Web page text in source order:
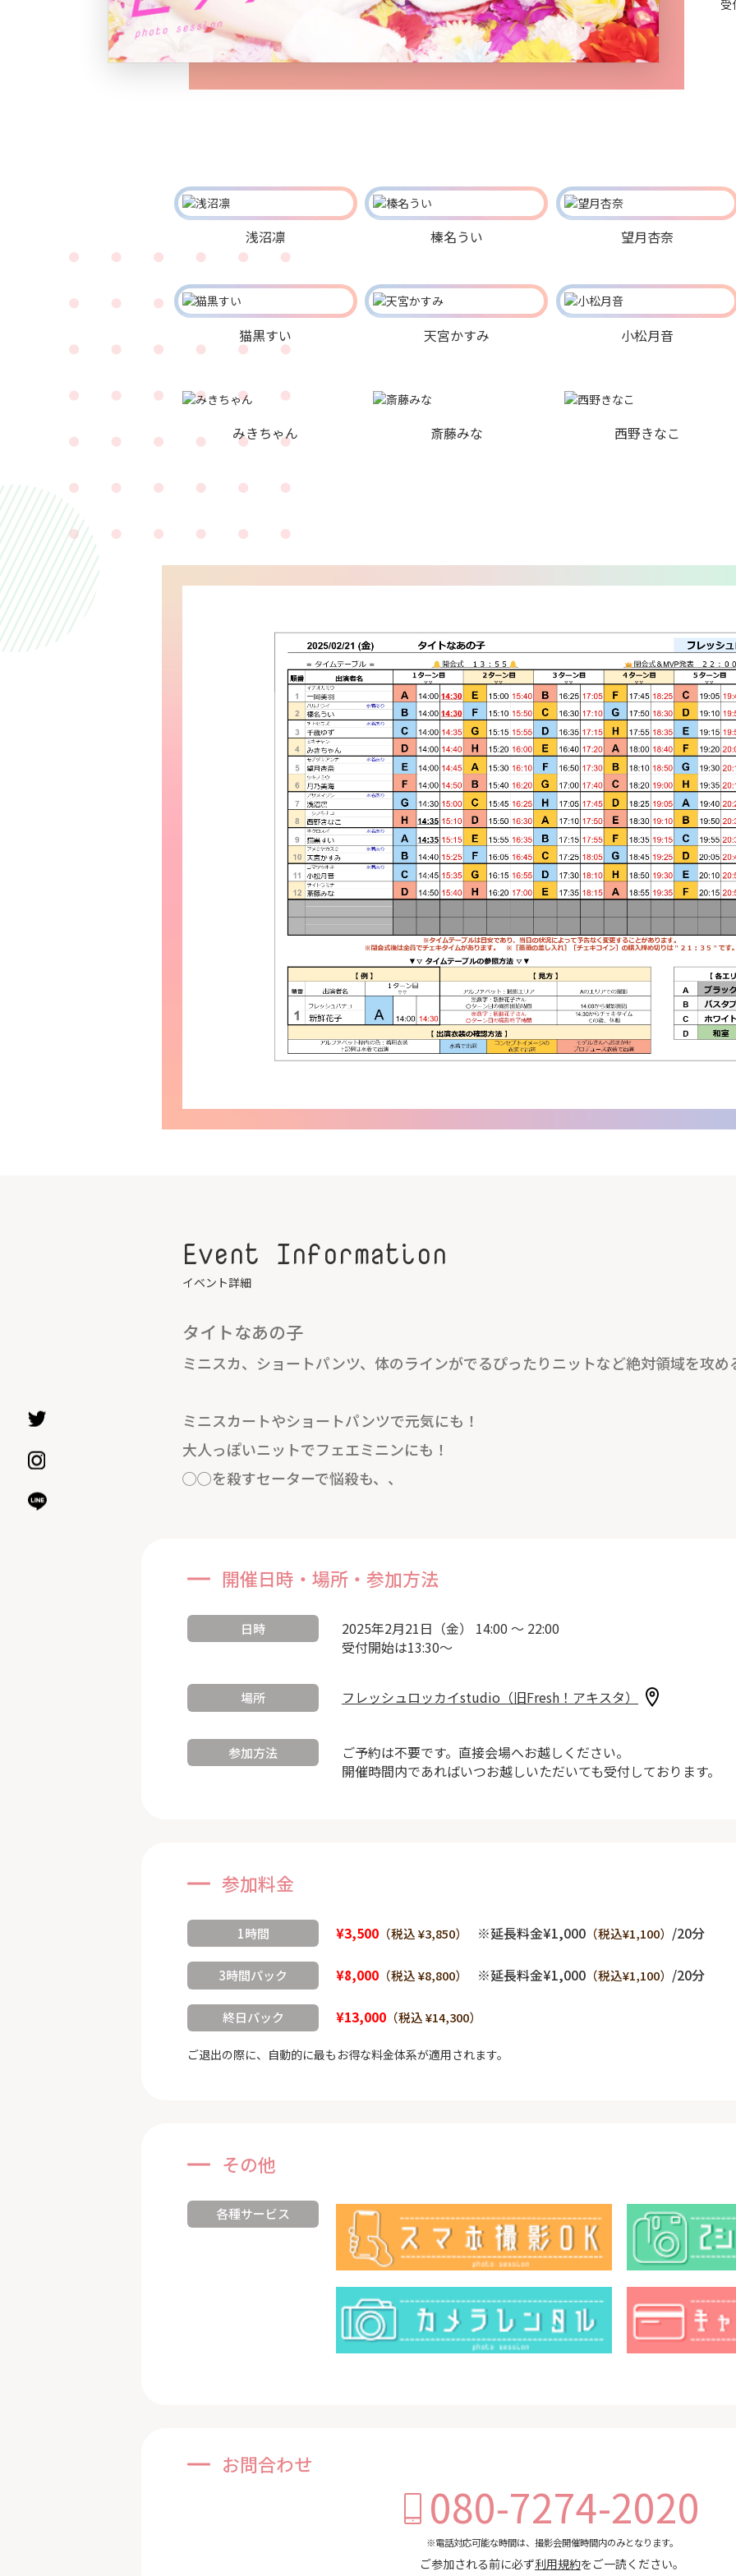
受
浅沼凛 榛名うい 望月杏奈
猫黒すい 天宮かすみ 小松月音
みきちゃん
8/10
斎藤みな 西野きなこ
Event Information
イベント詳細
タイトなあの子
ミニスカ、ショートパンツ、体のラインがでるぴったりニットなど絶対領域を攻め
ミニスカートやショートパンツで元気にも！
大人っぽいニットでフェエミニンにも！
◯◯を殺すセーターで悩殺も、、
開催日時・場所・参加方法
日時
2025年2月21日（金） 14:00 ～ 22:00
受付開始は13:30～
場所 フレッシュロッカイstudio（旧Fresh！アキスタ）
参加方法
ご予約は不要です。直接会場へお越しください。
開催時間内であればいつお越しいただいても受付しております。
参加料金
1時間 ¥3,500 （税込 ¥3,850） ※延長料金¥1,000 （税込¥1,100） /20分
3時間パック ¥8,000 （税込 ¥8,800） ※延長料金¥1,000 （税込¥1,100） /20分
終日パック ¥13,000 （税込 ¥14,300）
ご退出の際に、自動的に最もお得な料金体系が適用されます。
その他
各種サービス
お問合わせ
080-7274-2020
※電話対応可能な時間は、撮影会開催時間内のみとなります。
ご参加される前に必ず利用規約をご一読ください。